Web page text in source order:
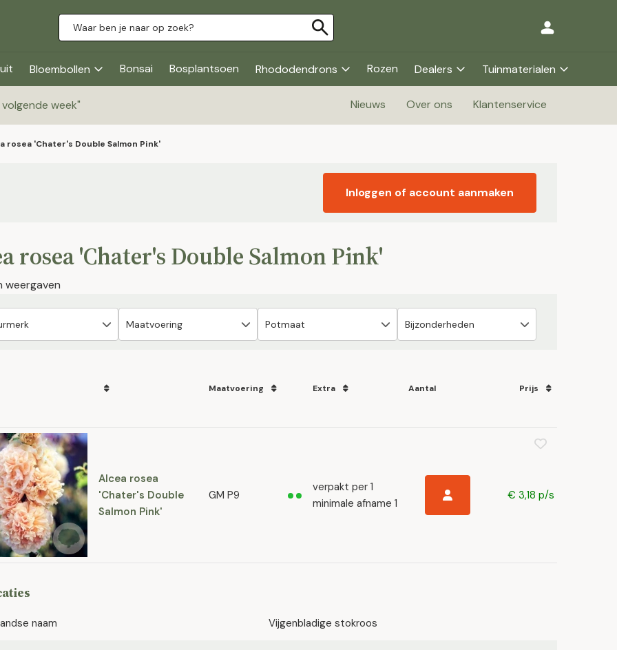
Bloembollen Bonsai Bosplantsoen Rhododendrons Rozen Dealers Tuinmaterialen
week" Nieuws Over ons Klantenservice
rosea 'Chater's Double Salmon Pink'
Inloggen of account aanmaken
rosea 'Chater's Double Salmon Pink'
weergaven
Maatvoering Extra Aantal Prijs
Alcea rosea
'Chater's Double
Salmon Pink'
GM P9
verpakt per 1
minimale afname 1
€ 3,18 p/s
naam Vijgenbladige stokroos